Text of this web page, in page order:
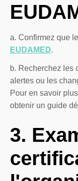
a. Confirmez que
EUDAMED.
b. Recherchez les
alertes ou les
Pour en savoir
obtenir un guide
3.